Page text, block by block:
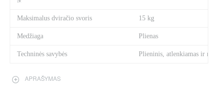
Maksimalus dviračio svoris 15 kg
Medžiaga Plienas
Techninės savybės Plieninis, atlenkiamas ir
APRAŠYMAS